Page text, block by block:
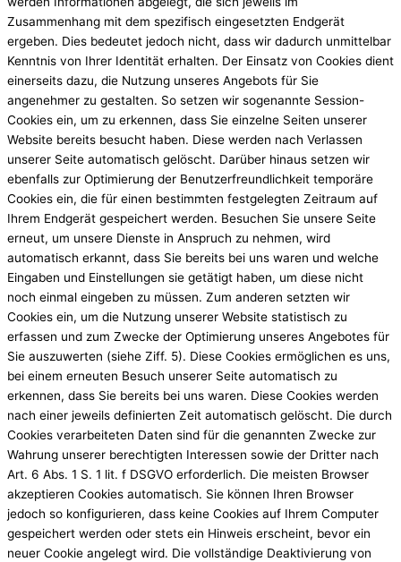
Zusammenhang mit dem spezifisch eingesetzten Endgerät
ergeben. Dies bedeutet jedoch nicht, dass wir dadurch unmittelbar
Kenntnis von Ihrer Identität erhalten. Der Einsatz von Cookies dient
einerseits dazu, die Nutzung unseres Angebots für Sie
angenehmer zu gestalten. So setzen wir sogenannte Session-
Cookies ein, um zu erkennen, dass Sie einzelne Seiten unserer
Website bereits besucht haben. Diese werden nach Verlassen
unserer Seite automatisch gelöscht. Darüber hinaus setzen wir
ebenfalls zur Optimierung der Benutzerfreundlichkeit temporäre
Cookies ein, die für einen bestimmten festgelegten Zeitraum auf
Ihrem Endgerät gespeichert werden. Besuchen Sie unsere Seite
erneut, um unsere Dienste in Anspruch zu nehmen, wird
automatisch erkannt, dass Sie bereits bei uns waren und welche
Eingaben und Einstellungen sie getätigt haben, um diese nicht
noch einmal eingeben zu müssen. Zum anderen setzten wir
Cookies ein, um die Nutzung unserer Website statistisch zu
erfassen und zum Zwecke der Optimierung unseres Angebotes für
Sie auszuwerten (siehe Ziff. 5). Diese Cookies ermöglichen es uns,
bei einem erneuten Besuch unserer Seite automatisch zu
erkennen, dass Sie bereits bei uns waren. Diese Cookies werden
nach einer jeweils definierten Zeit automatisch gelöscht. Die durch
Cookies verarbeiteten Daten sind für die genannten Zwecke zur
Wahrung unserer berechtigten Interessen sowie der Dritter nach
Art. 6 Abs. 1 S. 1 lit. f DSGVO erforderlich. Die meisten Browser
akzeptieren Cookies automatisch. Sie können Ihren Browser
jedoch so konfigurieren, dass keine Cookies auf Ihrem Computer
gespeichert werden oder stets ein Hinweis erscheint, bevor ein
neuer Cookie angelegt wird. Die vollständige Deaktivierung von